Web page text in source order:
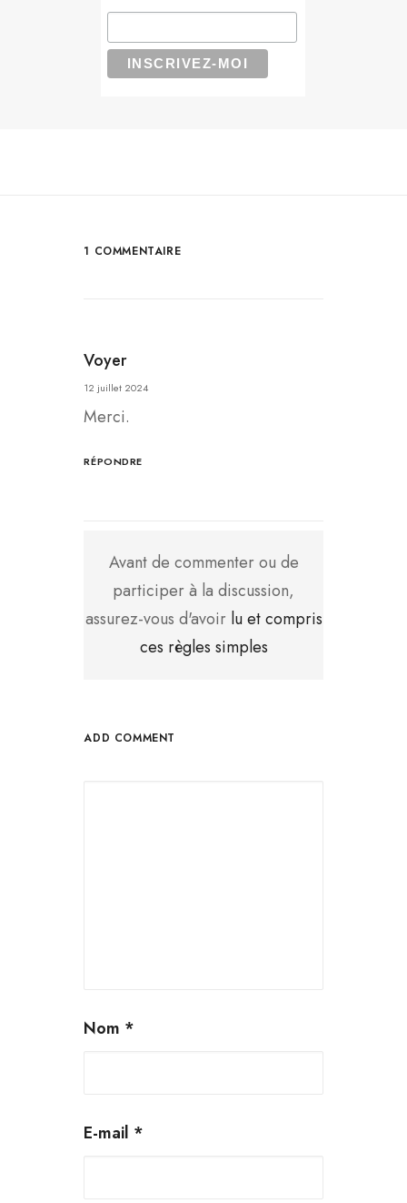
1 COMMENTAIRE
Voyer
12 juillet 2024
Merci.
RÉPONDRE
Avant de commenter ou de
participer à la discussion,
assurez-vous d'avoir lu et compris
ces règles simples
ADD COMMENT
Nom *
E-mail *